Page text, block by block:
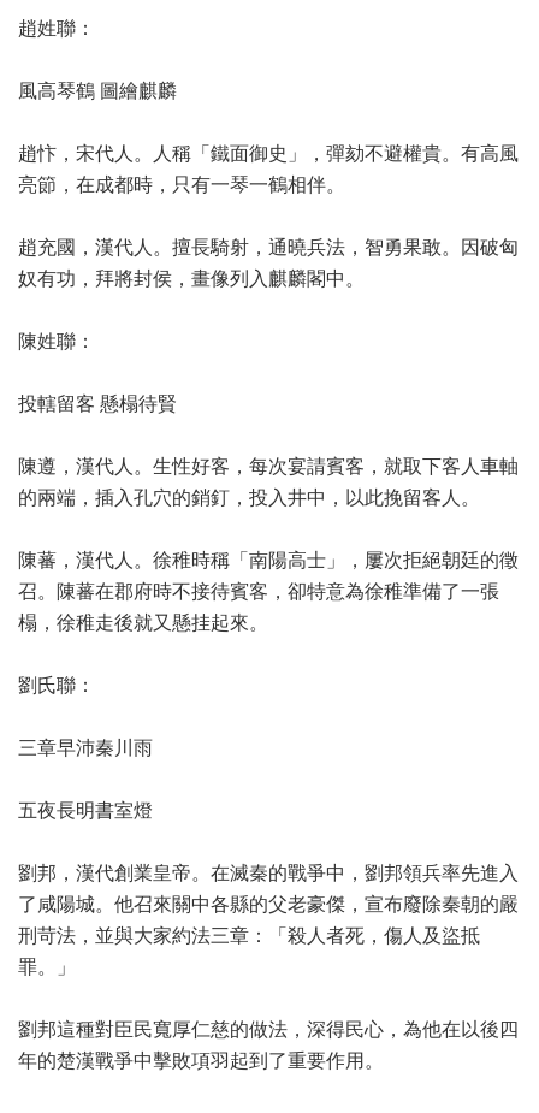
趙姓聯：
風高琴鶴 圖繪麒麟
趙忭，宋代人。人稱「鐵面御史」，彈劾不避權貴。有高風
亮節，在成都時，只有一琴一鶴相伴。
趙充國，漢代人。擅長騎射，通曉兵法，智勇果敢。因破匈
奴有功，拜將封侯，畫像列入麒麟閣中。
陳姓聯：
投轄留客 懸榻待賢
陳遵，漢代人。生性好客，每次宴請賓客，就取下客人車軸
的兩端，插入孔穴的銷釘，投入井中，以此挽留客人。
陳蕃，漢代人。徐稚時稱「南陽高士」，屢次拒絕朝廷的徵
召。陳蕃在郡府時不接待賓客，卻特意為徐稚準備了一張
榻，徐稚走後就又懸挂起來。
劉氏聯：
三章早沛秦川雨
五夜長明書室燈
劉邦，漢代創業皇帝。在滅秦的戰爭中，劉邦領兵率先進入
了咸陽城。他召來關中各縣的父老豪傑，宣布廢除秦朝的嚴
刑苛法，並與大家約法三章：「殺人者死，傷人及盜抵
罪。」
劉邦這種對臣民寬厚仁慈的做法，深得民心，為他在以後四
年的楚漢戰爭中擊敗項羽起到了重要作用。